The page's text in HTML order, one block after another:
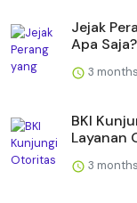
Jejak
Apa Saja?
3
BKI
Layanan
3